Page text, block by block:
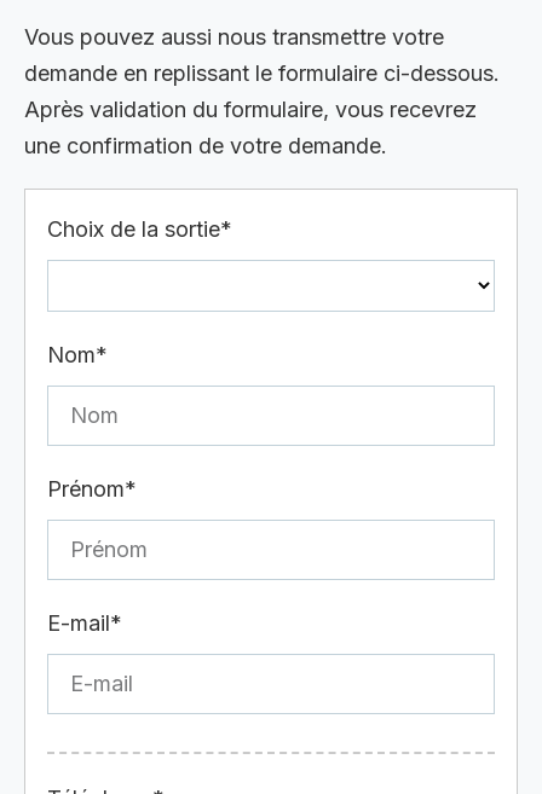
Vous pouvez aussi nous transmettre votre
demande en replissant le formulaire ci-dessous.
Après validation du formulaire, vous recevrez
une confirmation de votre demande.
Choix de la sortie*
Nom*
Prénom*
E-mail*